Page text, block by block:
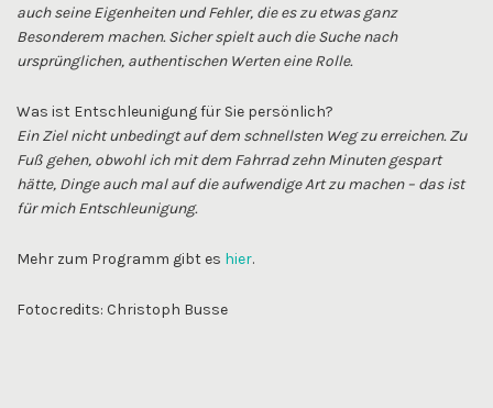
auch seine Eigenheiten und Fehler, die es zu etwas ganz
Besonderem machen. Sicher spielt auch die Suche nach
ursprünglichen, authentischen Werten eine Rolle.
Was ist Entschleunigung für Sie persönlich?
Ein Ziel nicht unbedingt auf dem schnellsten Weg zu erreichen. Zu
Fuß gehen, obwohl ich mit dem Fahrrad zehn Minuten gespart
hätte, Dinge auch mal auf die aufwendige Art zu machen – das ist
für mich Entschleunigung.
Mehr zum Programm gibt es hier.
Fotocredits: Christoph Busse